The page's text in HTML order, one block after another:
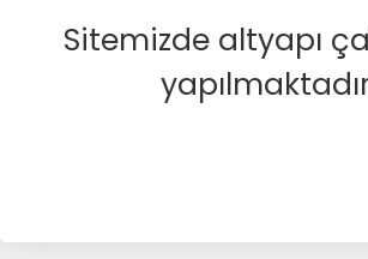
Sitemizde altyapı